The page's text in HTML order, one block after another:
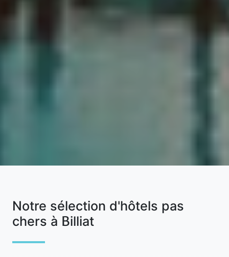
Notre sélection d'hôtels pas
chers à Billiat